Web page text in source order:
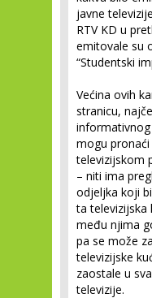
javne
RTV KD u
emitovale su
“Studentski
Većina ovih
stranicu,
mogu
televizijskom
– niti ima
odjeljka koji
ta televizijska
među njima
pa se može
televizijske
zaostale u
televizije.